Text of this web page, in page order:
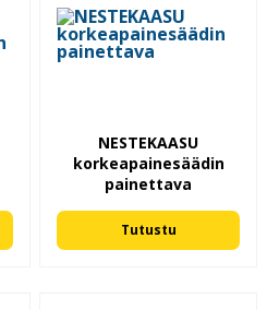
NESTEKAASU
korkeapainesäädin
painettava
Tutustu